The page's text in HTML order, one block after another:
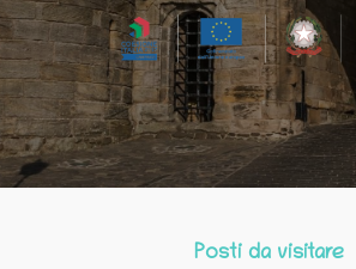
Posti da visitare